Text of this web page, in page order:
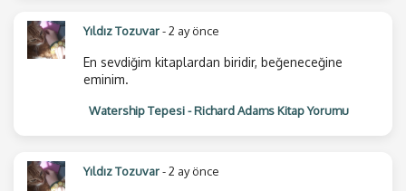
Yıldız Tozuvar- 2 ay önce
En sevdiğim kitaplardan biridir, beğeneceğine
eminim.
Watership Tepesi - Richard Adams Kitap Yorumu
Yıldız Tozuvar- 2 ay önce